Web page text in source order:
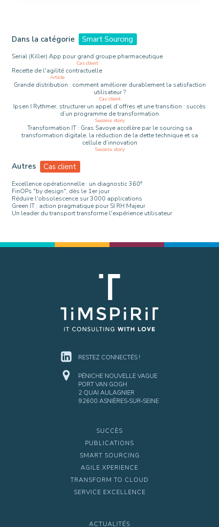
Dans la catégorie Smart Sourcing
Serial (Killer) App pour grand groupe pharmaceutique
Cas client
Recette de l'agilité contractuelle
Article
Grande distribution : comment améliorer durablement la satisfaction
utilisateur ?
Cas client
Ipsen I Rythmer, structurer un appel d’offres et une transition : succès
d’un programme de transformation
Success story
Transformation IT : Gras Savoye accélère par le sourcing sa
transformation digitale, la réduction de la dette technique et sa
cellule d’innovation
Success story
Autres Cas client
Excellence opérationnelle : un diagnostic 360°
FinOPs "by design", dès le 1er jour
Réduire l'obsolescence sur 3000 applications
Green IT : action pragmatique pour SI RH Majeur
Un leader du transport transforme l'expérience utilisateur
RESTEZ CONNECTÉS !
PÉNICHE NOUVELLE VAGUE
PORT VAN GOGH
2 QUAI AULAGNIER
92600 ASNIÈRES‑SUR‑SEINE
SUCCÈS
PUBLICATIONS
SMART SOURCING
AGILE XPERIENCE
TRANSFORM TO CLOUD
SERVICE EXCELLENCE
ACTUALITÉS